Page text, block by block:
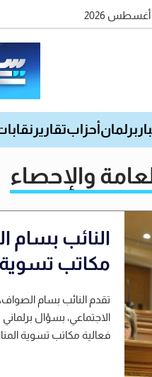
برلمان أحزابتقارير
والإحصاء
النائب بسام
مكاتب تسوية
تقدم النائب بسام
الاجتماعي، بسؤال
فعالية مكاتب تسوية